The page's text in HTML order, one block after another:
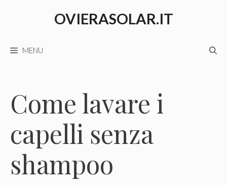
OVIERASOLAR.IT
MENU
Come lavare i
capelli senza
shampoo